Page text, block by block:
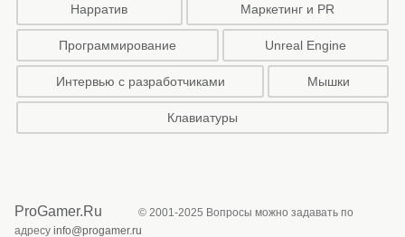
Нарратив Маркетинг и PR
Программирование Unreal Engine
Интервью с разработчиками Мышки
Клавиатуры
ProGamer.Ru
© 2001-2025 Вопросы можно задавать по
адресу info@progamer.ru